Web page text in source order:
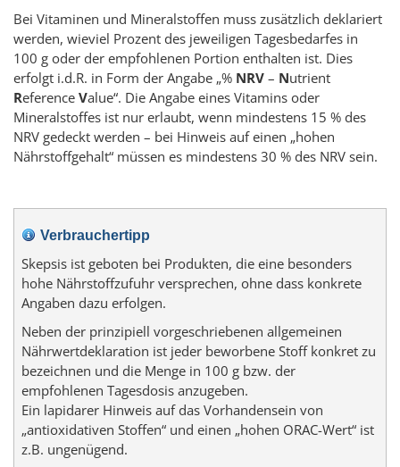
Bei Vitaminen und Mineralstoffen muss zusätzlich deklariert
werden, wieviel Prozent des jeweiligen Tagesbedarfes in
100 g oder der empfohlenen Portion enthalten ist. Dies
erfolgt i.d.R. in Form der Angabe „% NRV – Nutrient
Reference Value“. Die Angabe eines Vitamins oder
Mineralstoffes ist nur erlaubt, wenn mindestens 15 % des
NRV gedeckt werden – bei Hinweis auf einen „hohen
Nährstoffgehalt“ müssen es mindestens 30 % des NRV sein.
Verbrauchertipp
Skepsis ist geboten bei Produkten, die eine besonders
hohe Nährstoffzufuhr versprechen, ohne dass konkrete
Angaben dazu erfolgen.
Neben der prinzipiell vorgeschriebenen allgemeinen
Nährwertdeklaration ist jeder beworbene Stoff konkret zu
bezeichnen und die Menge in 100 g bzw. der
empfohlenen Tagesdosis anzugeben.
Ein lapidarer Hinweis auf das Vorhandensein von
„antioxidativen Stoffen“ und einen „hohen ORAC-Wert“ ist
z.B. ungenügend.